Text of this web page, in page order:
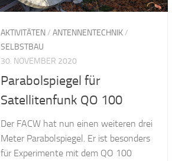
AKTIVITÄTEN/ ANTENNENTECHNIK/
SELBSTBAU
30. NOVEMBER 2020
Parabolspiegel für
Satellitenfunk QO 100
Der FACW hat nun einen weiteren drei
Meter Parabolspiegel. Er ist besonders
für Experimente mit dem QO 100